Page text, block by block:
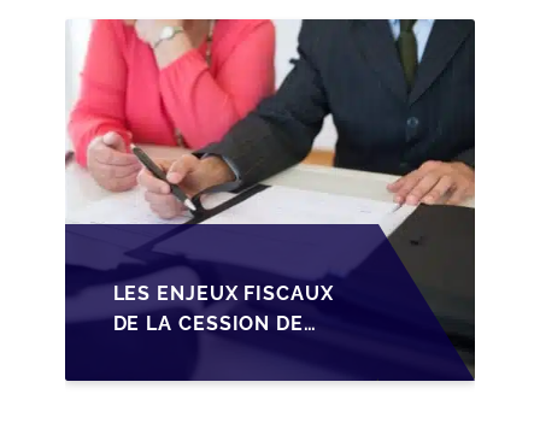
PME BELGES
LES ENJEUX FISCAUX
DE LA CESSION DE
LES DIRIGEANTS DE